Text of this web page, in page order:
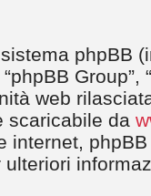
phpBB
web
scaricabile da
internet,
ulteriori